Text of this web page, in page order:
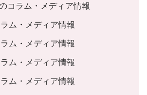
コラム・メディア情報
ム・メディア情報
ム・メディア情報
ム・メディア情報
ム・メディア情報